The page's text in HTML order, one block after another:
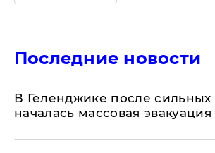
Последние новости
В Геленджике после сильных
началась массовая эвакуация